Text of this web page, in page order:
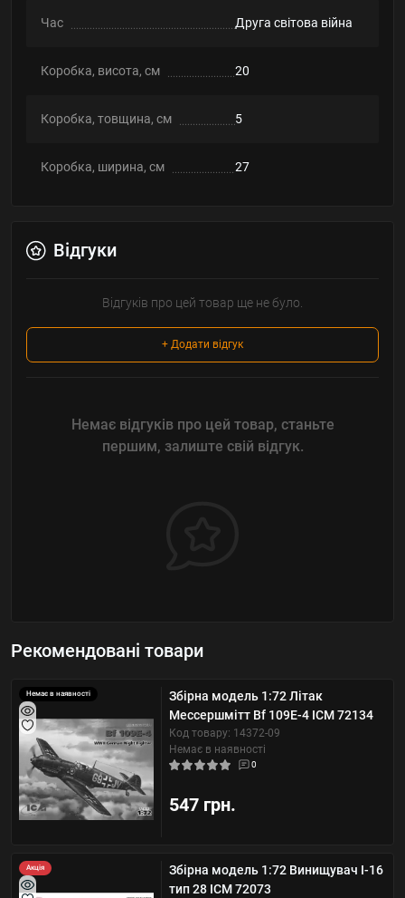
Час Друга світова війна
Коробка, висота, см 20
Коробка, товщина, см 5
Коробка, ширина, см 27
Відгуки
Відгуків про цей товар ще не було.
+ Додати відгук
Немає відгуків про цей товар, станьте
першим, залиште свій відгук.
Рекомендовані товари
Немає в наявності
Збірна модель 1:72 Літак
Мессершмітт Bf 109E-4 ICM 72134
Код товару: 14372-09
Немає в наявності
0
547 грн.
Акція
Збірна модель 1:72 Винищувач І-16
тип 28 ICM 72073